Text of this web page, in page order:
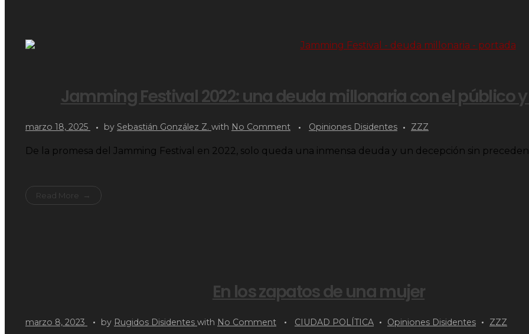
Jamming Festival 2022: una deuda millonaria con el público
marzo 18, 2025 by Sebastián González Z. with No Comment Opiniones Disidentes ZZZ
De la promesa del Jamming Festival en 2022, solo queda una inmensa deuda y un decepción sin
Read More
En los zapatos de una mujer
marzo 8, 2023 by Rugidos Disidentes with No Comment CIUDAD POLÍTICA Opiniones Disidentes ZZZ